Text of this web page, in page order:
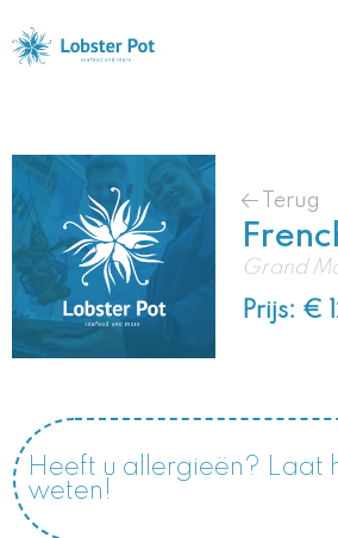
Terug
Grand
Prijs: €
Heeft u allergieën? Laat
weten!